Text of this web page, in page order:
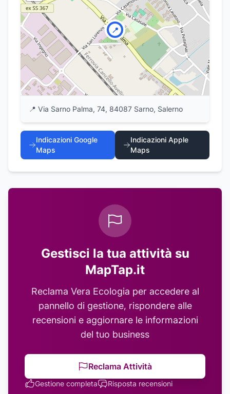
📍
📍 Via Sarno Palma, 74, 84087 Sarno, Salerno
Indicazioni Google
Maps
Indicazioni Apple
Maps
Gestisci la tua attività su
MapTap.it
Reclama Vera Ecologia per accedere al
pannello di gestione, rispondere alle
recensioni e aggiornare le informazioni
del tuo business
Reclama Attività
Gestione completa Risposta recensioni